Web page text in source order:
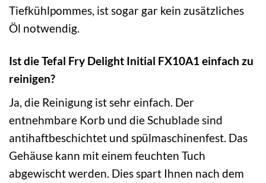
Tiefkühlpommes, ist sogar gar kein zusätzliches
Öl notwendig.
Ist die Tefal Fry Delight Initial FX10A1 einfach zu
reinigen?
Ja, die Reinigung ist sehr einfach. Der
entnehmbare Korb und die Schublade sind
antihaftbeschichtet und spülmaschinenfest. Das
Gehäuse kann mit einem feuchten Tuch
abgewischt werden. Dies spart Ihnen nach dem